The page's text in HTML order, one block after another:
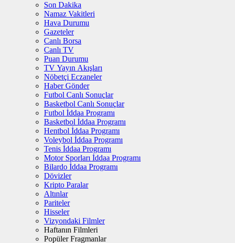
Son Dakika
Namaz Vakitleri
Hava Durumu
Gazeteler
Canlı Borsa
Canlı TV
Puan Durumu
TV Yayın Akışları
Nöbetçi Eczaneler
Haber Gönder
Futbol Canlı Sonuçlar
Basketbol Canlı Sonuçlar
Futbol İddaa Programı
Basketbol İddaa Programı
Hentbol İddaa Programı
Voleybol İddaa Programı
Tenis İddaa Programı
Motor Sporları İddaa Programı
Bilardo İddaa Programı
Dövizler
Kripto Paralar
Altınlar
Pariteler
Hisseler
Vizyondaki Filmler
Haftanın Filmleri
Popüler Fragmanlar